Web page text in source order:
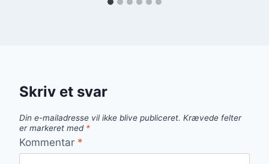
Skriv et svar
Din e-mailadresse vil ikke blive publiceret. Krævede felter
er markeret med *
Kommentar *